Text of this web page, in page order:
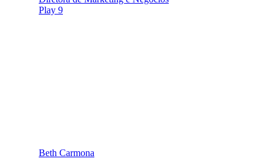
Play 9
Beth Carmona